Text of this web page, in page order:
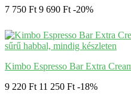
7 750 Ft 9 690 Ft -20%
Kimbo Espresso Bar Extra
9 220 Ft 11 250 Ft -18%